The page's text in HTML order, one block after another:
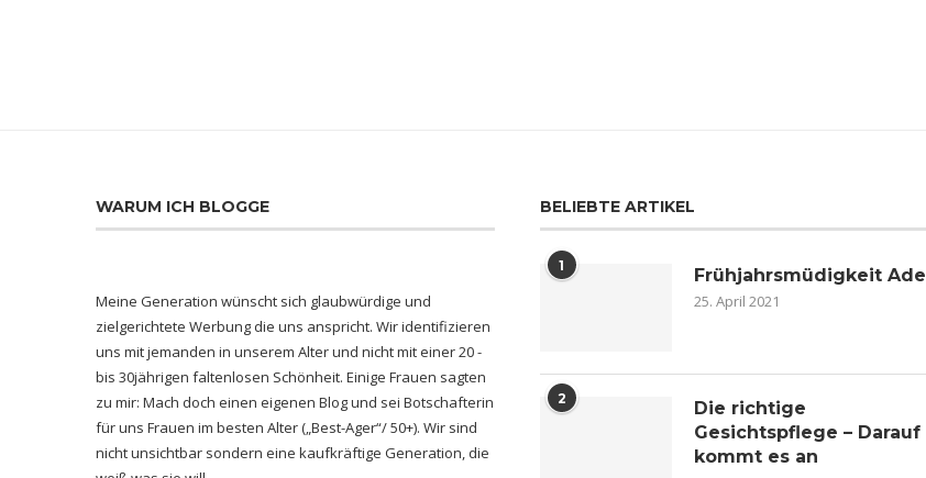
WARUM ICH BLOGGE
Meine Generation wünscht sich glaubwürdige und
zielgerichtete Werbung die uns anspricht. Wir identifizieren
uns mit jemanden in unserem Alter und nicht mit einer 20 -
bis 30jährigen faltenlosen Schönheit. Einige Frauen sagten
zu mir: Mach doch einen eigenen Blog und sei Botschafterin
für uns Frauen im besten Alter („Best-Ager“/ 50+). Wir sind
nicht unsichtbar sondern eine kaufkräftige Generation, die
BELIEBTE ARTIKEL
1 Frühjahrsmüdigkeit Ade
25. April 2021
2
Die richtige
Gesichtspflege – Darauf
kommt es an